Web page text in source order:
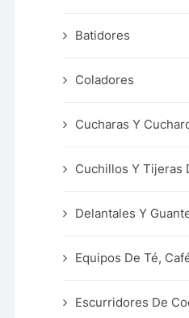
Batidores
Coladores
Cucharas Y
Cuchillos Y Tijeras
Delantales Y
Equipos De Té,
Escurridores De